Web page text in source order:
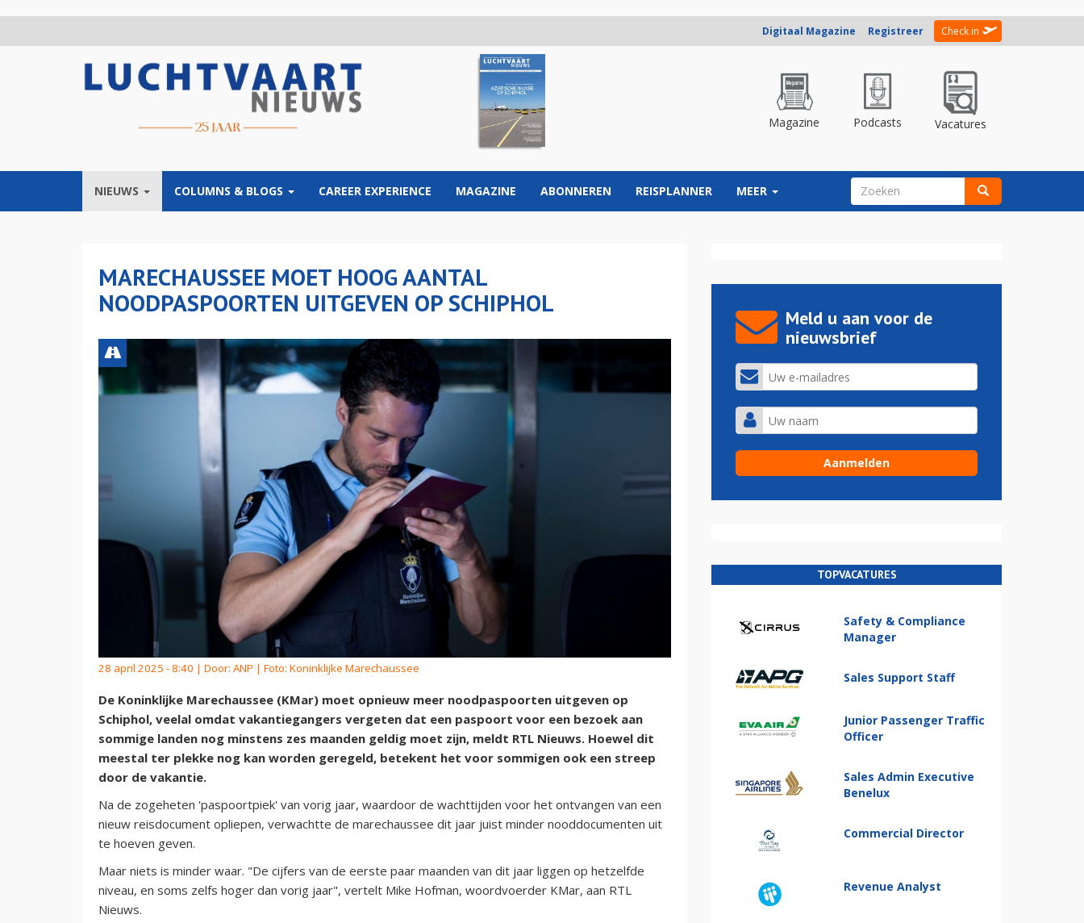
Digitaal Magazine Registreer Check in
Magazine Podcasts Vacatures
NIEUWS COLUMNS & BLOGS CAREER EXPERIENCE MAGAZINE ABONNEREN REISPLANNER MEER ZOEKVELD
MARECHAUSSEE MOET HOOG AANTAL
NOODPASPOORTEN UITGEVEN OP SCHIPHOL
28 april 2025 - 8:40 | Door: ANP | Foto: Koninklijke Marechaussee
De Koninklijke Marechaussee (KMar) moet opnieuw meer noodpaspoorten uitgeven op
Schiphol, veelal omdat vakantiegangers vergeten dat een paspoort voor een bezoek aan
sommige landen nog minstens zes maanden geldig moet zijn, meldt RTL Nieuws. Hoewel dit
meestal ter plekke nog kan worden geregeld, betekent het voor sommigen ook een streep
door de vakantie.
Na de zogeheten 'paspoortpiek' van vorig jaar, waardoor de wachttijden voor het ontvangen van een
nieuw reisdocument opliepen, verwachtte de marechaussee dit jaar juist minder nooddocumenten uit
te hoeven geven.
Maar niets is minder waar. "De cijfers van de eerste paar maanden van dit jaar liggen op hetzelfde
niveau, en soms zelfs hoger dan vorig jaar", vertelt Mike Hofman, woordvoerder KMar, aan RTL
Nieuws.
Meld u aan voor de
nieuwsbrief
TOPVACATURES
Safety & Compliance
Manager
Sales Support Staff
Junior Passenger Traffic
Officer
Sales Admin Executive
Benelux
Commercial Director
Revenue Analyst